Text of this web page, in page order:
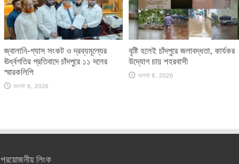
জ্বালানি-গ্যাস সংকট ও দ্রব্যমূল্যের
ঊর্ধ্বগতির প্রতিবাদে চাঁদপুরে ১১ দলের
স্মারকলিপি
আগস্ট 6, 2026
বৃষ্টি হলেই চাঁদপুরে জলাবদ্ধতা, কার্যকর
উদ্যোগ চায় শহরবাসী
আগস্ট 6, 2026
প্রয়োজনীয় লিংক